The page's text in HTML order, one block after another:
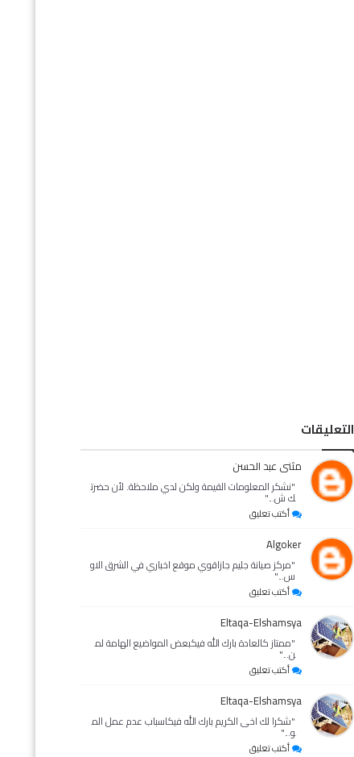
التعليقات
مثنى عبد الحسن
"نشكر المعلومات القيمة ولكن لدي ملاحظة. لأن حضرت
ك ش..."
أكتب تعليق
Algoker
"مركز صيانة جليم جازاقوي موقع اخباري في الشرق الاو
س..."
أكتب تعليق
Eltaqa-Elshamsya
"ممتاز كالعادة بارك الله فيكبعض المواضيع الهامة لم
ن..."
أكتب تعليق
Eltaqa-Elshamsya
"شكرا لك اخى الكريم بارك الله فيكاسباب عدم عمل الم
و..."
أكتب تعليق